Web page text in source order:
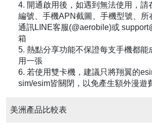
4. 開通啟用後，如遇到無法使用，請
編號、手機APN截圖、手機型號、所
通訊LINE客服(@aerobile)或
箱
5. 熱點分享功能不保證每支手機都能
用一張
6. 若使用雙卡機，建議只將翔翼的
sim/esim皆關閉，以免產生額外漫遊
美洲產品比較表